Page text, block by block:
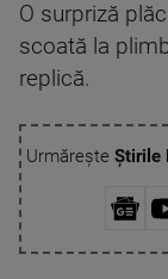
O surpriză
scoată la
replică.
Urmărește Știrile